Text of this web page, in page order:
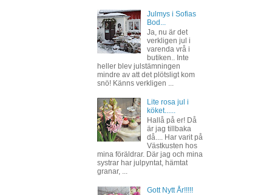
Julmys i Sofias
Bod...
Ja, nu är det
verkligen jul i
varenda vrå i
butiken.. Inte
heller blev julstämningen
mindre av att det plötsligt kom
snö! Känns verkligen ...
Lite rosa jul i
köket......
Hallå på er! Då
är jag tillbaka
då.... Har varit på
Västkusten hos
mina föräldrar. Där jag och mina
systrar har julpyntat, hämtat
granar, ...
Gott Nytt År!!!!!